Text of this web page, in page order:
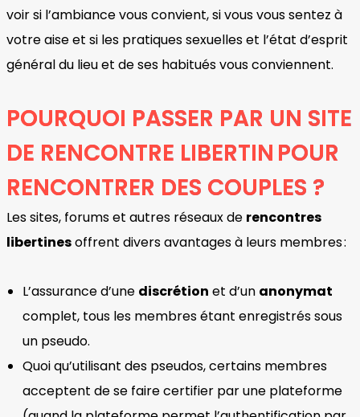
voir si l’ambiance vous convient, si vous vous sentez à
votre aise et si les pratiques sexuelles et l’état d’esprit
général du lieu et de ses habitués vous conviennent.
POURQUOI PASSER PAR UN SITE
DE RENCONTRE LIBERTIN POUR
RENCONTRER DES COUPLES ?
Les sites, forums et autres réseaux de rencontres
libertinesoffrent divers avantages à leurs membres :
L’assurance d’une discrétion et d’un anonymat
complet, tous les membres étant enregistrés sous
un pseudo.
Quoi qu’utilisant des pseudos, certains membres
acceptent de se faire certifier par une plateforme